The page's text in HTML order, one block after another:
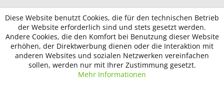
Diese Website benutzt Cookies, die für den technischen Betrieb
der Website erforderlich sind und stets gesetzt werden.
Andere Cookies, die den Komfort bei Benutzung dieser Website
erhöhen, der Direktwerbung dienen oder die Interaktion mit
anderen Websites und sozialen Netzwerken vereinfachen
sollen, werden nur mit Ihrer Zustimmung gesetzt.
Mehr Informationen